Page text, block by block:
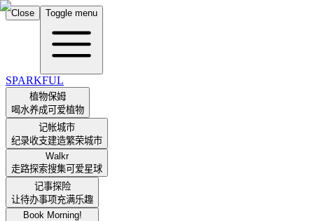
Close Toggle menu
SPARKFUL
植物保姆
喝水养成可爱植物
记帐城市
纪录收支建造繁荣城市
Walkr
走路探索搜集可爱星球
记事探险
让待办事项充满乐趣
Book Morning!